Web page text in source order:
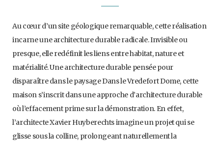
Au cœur d’un site géologique remarquable, cette réalisation
incarne une architecture durable radicale. Invisible ou
presque, elle redéfinit les liens entre habitat, nature et
matérialité. Une architecture durable pensée pour
disparaître dans le paysage Dans le Vredefort Dome, cette
maison s’inscrit dans une approche d’architecture durable
où l’effacement prime sur la démonstration. En effet,
l’architecte Xavier Huyberechts imagine un projet qui se
glisse sous la colline, prolongeant naturellement la